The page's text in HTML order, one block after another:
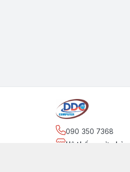
090 350 7368
Hệ thống cửa hàng